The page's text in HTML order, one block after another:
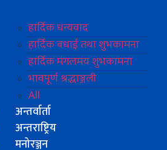
हार्दिक धन्यवाद
हार्दिक बधाई तथा शुभकामना
हार्दिक मंगलमय शुभकामना
भावपूर्ण श्रद्धाञ्जली
All
अन्तर्वार्ता
अन्तराष्ट्रिय
मनोरञ्जन